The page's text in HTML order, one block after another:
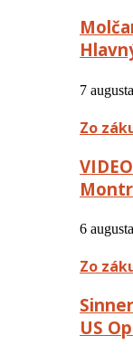
7
Zo
6
Zo
US